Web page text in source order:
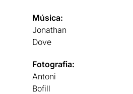
Música:
Jonathan
Dove
Fotografia:
Antoni
Bofill